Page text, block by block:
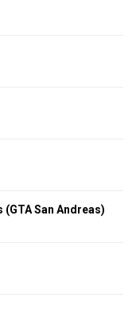
San Andreas)